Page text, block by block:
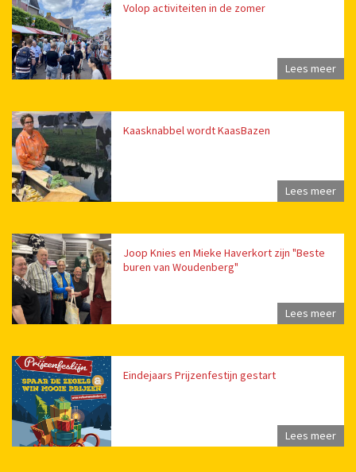
Volop activiteiten in de zomer
Lees meer
Kaasknabbel wordt KaasBazen
Lees meer
Joop Knies en Mieke Haverkort zijn "Beste
buren van Woudenberg"
Lees meer
Eindejaars Prijzenfestijn gestart
Lees meer